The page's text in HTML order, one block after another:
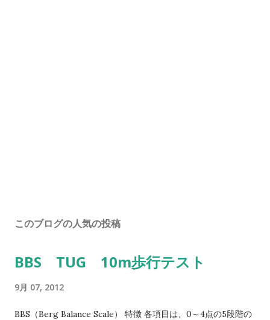
このブログの人気の投稿
BBS TUG 10m歩行テスト
9月 07, 2012
BBS（Berg Balance Scale） 特徴 各項目は、0～4点の5段階の